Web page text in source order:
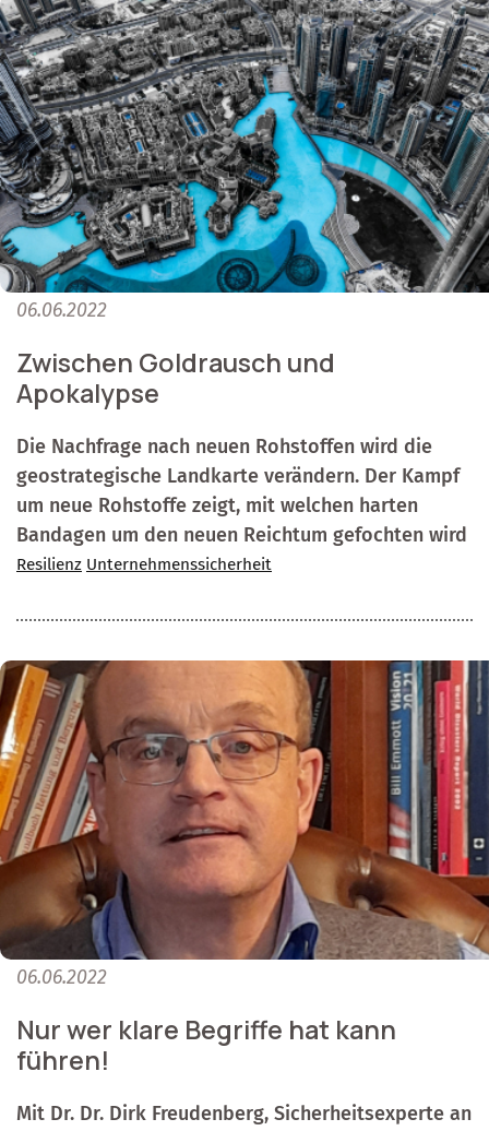
06.06.2022
Zwischen Goldrausch und
Apokalypse
Die Nachfrage nach neuen Rohstoffen wird die
geostrategische Landkarte verändern. Der Kampf
um neue Rohstoffe zeigt, mit welchen harten
Bandagen um den neuen Reichtum gefochten wird
Resilienz Unternehmenssicherheit
06.06.2022
Nur wer klare Begriffe hat kann
führen!
Mit Dr. Dr. Dirk Freudenberg, Sicherheitsexperte an